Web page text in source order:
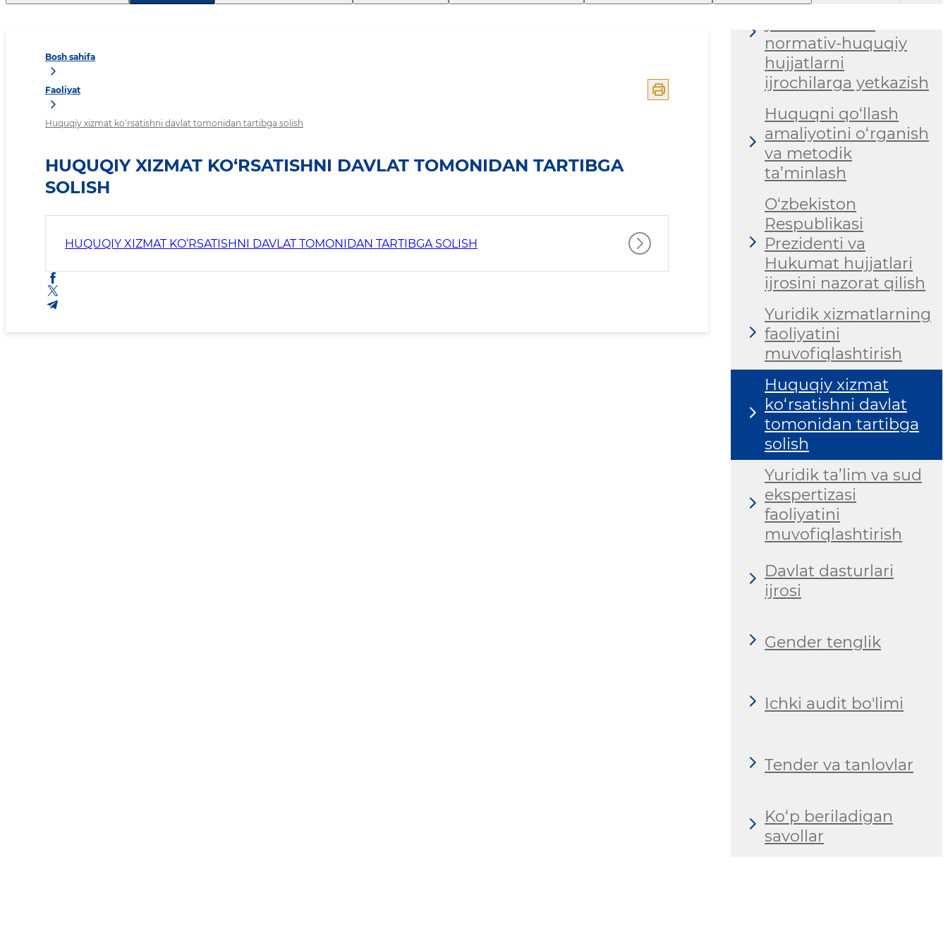
Bosh sahifa
Faoliyat
Huquqiy xizmat ko‘rsatishni davlat tomonidan tartibga solish
HUQUQIY XIZMAT KO‘RSATISHNI DAVLAT TOMONIDAN TARTIBGA
SOLISH
HUQUQIY XIZMAT KO‘RSATISHNI DAVLAT TOMONIDAN TARTIBGA SOLISH
madaniyatini
normativ-huquqiy
hujjatlarni
ijrochilarga yetkazish
Huquqni qo‘llash
amaliyotini o‘rganish
va metodik
ta’minlash
O‘zbekiston
Respublikasi
Prezidenti va
Hukumat hujjatlari
ijrosini nazorat qilish
Yuridik xizmatlarning
faoliyatini
muvofiqlashtirish
Huquqiy xizmat
ko‘rsatishni davlat
tomonidan tartibga
solish
Yuridik ta’lim va sud
ekspertizasi
faoliyatini
muvofiqlashtirish
Davlat dasturlari
ijrosi
Gender tenglik
Ichki audit bo'limi
Tender va tanlovlar
Ko‘p beriladigan
savollar